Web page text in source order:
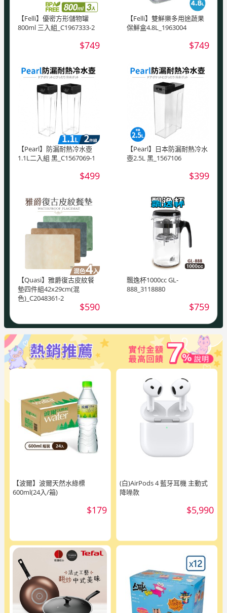
【Felli】優密方形儲物罐
800ml 三入組_C1967333-2
$749
【Felli】雙鮮樂多用途蔬果
保鮮盒4.8L_1963004
$749
【Pearl】防漏耐熱冷水壺
1.1L二入組 黑_C1567069-1
$499
【Pearl】日本防漏耐熱冷水
壺2.5L 黑_1567106
$399
【Quasi】雅爵復古皮紋餐
墊四件組42x29cm(混
色)_C2048361-2
$590
飄逸杯1000cc GL-
888_3118880
$759
【波爾】波爾天然水綠標
600ml(24入/箱)
$179
(白)AirPods 4 藍牙耳機 主動式
降噪款
$5,990